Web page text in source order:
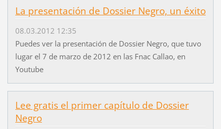
La presentación de Dossier Negro, un éxito
08.03.2012 12:35
Puedes ver la presentación de Dossier Negro, que tuvo
lugar el 7 de marzo de 2012 en las Fnac Callao, en
Youtube
Lee gratis el primer capítulo de Dossier
Negro